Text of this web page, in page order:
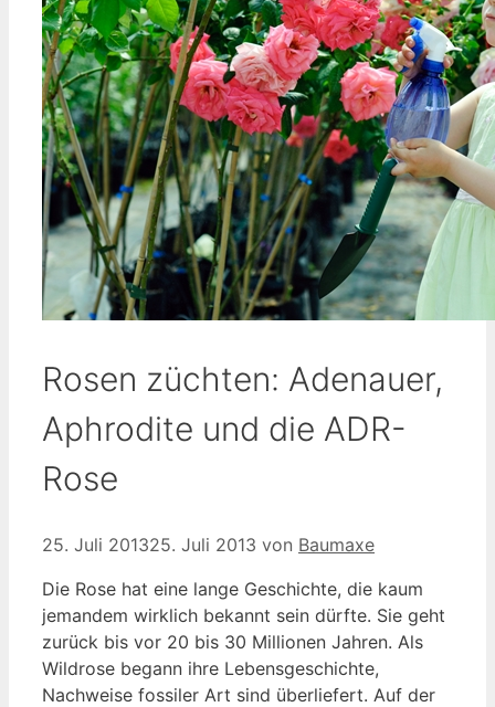
Rosen züchten: Adenauer,
Aphrodite und die ADR-
Rose
25. Juli 201325. Juli 2013 von Baumaxe
Die Rose hat eine lange Geschichte, die kaum
jemandem wirklich bekannt sein dürfte. Sie geht
zurück bis vor 20 bis 30 Millionen Jahren. Als
Wildrose begann ihre Lebensgeschichte,
Nachweise fossiler Art sind überliefert. Auf der